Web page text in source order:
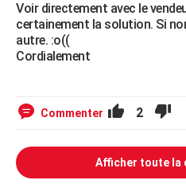
Voir directement avec le
certainement la solution. Si
autre. :o((
Cordialement
Commenter 2
Afficher toute la